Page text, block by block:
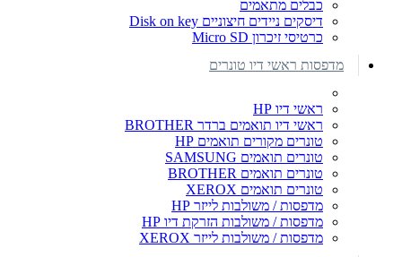
כבלים מתאמים
דיסקים ניידים חיצוניים Disk on key
כרטיסי זיכרון Micro SD
מדפסות ראשי דיו טונרים
ראשי דיו HP
ראשי דיו תואמים ברדר BROTHER
טונרים מקורים תואמים HP
טונרים תואמים SAMSUNG
טונרים תואמים BROTHER
טונרים תואמים XEROX
מדפסות / משולבות לייזר HP
מדפסות / משולבות הזרקת דיו HP
מדפסות / משולבות לייזר XEROX